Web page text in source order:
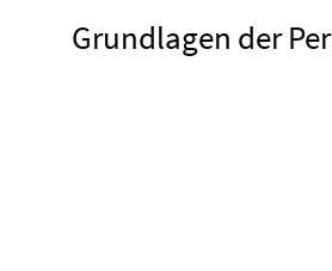
Grundlagen der